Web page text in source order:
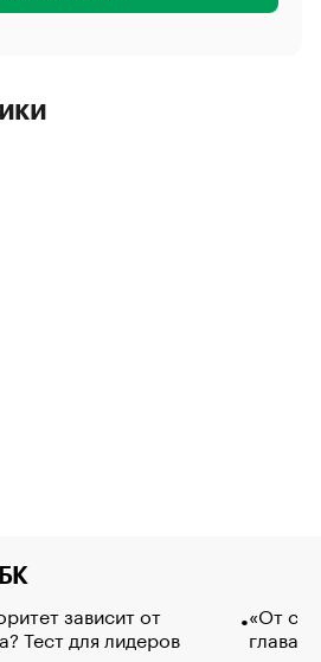
зависит от
Тест для лидеров
«От
глава